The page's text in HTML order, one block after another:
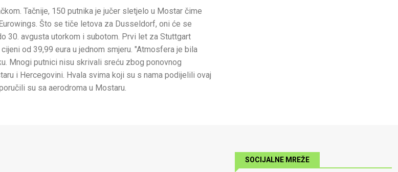
Tačnije, 150 putnika je jučer sletjelo u Mostar čime
Što se tiče letova za Dusseldorf, oni će se
30. avgusta utorkom i subotom. Prvi let za Stuttgart
od 39,99 eura u jednom smjeru. "Atmosfera je bila
Mnogi putnici nisu skrivali sreću zbog ponovnog
i Hercegovini. Hvala svima koji su s nama podijelili ovaj
su sa aerodroma u Mostaru.
SOCIJALNE MREŽE